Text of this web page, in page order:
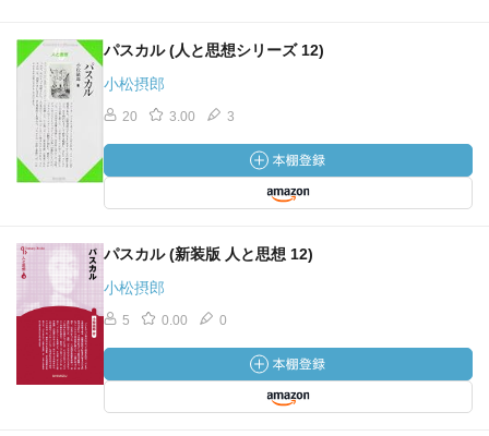
パスカル (人と思想シリーズ 12)
小松摂郎
20 3.00 3
パスカル (新装版 人と思想 12)
小松摂郎
5 0.00 0